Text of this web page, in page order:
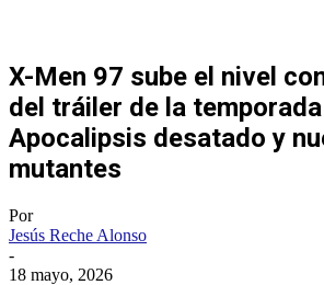
X-Men 97 sube el nivel
del tráiler de la
Apocalipsis desatado y
mutantes
Por
Jesús Reche Alonso
-
18 mayo, 2026